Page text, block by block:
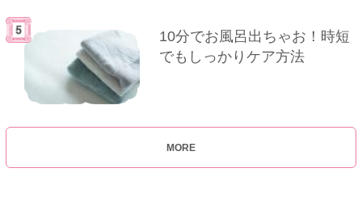
10分でお風呂出ちゃお！時短
でもしっかりケア方法
MORE